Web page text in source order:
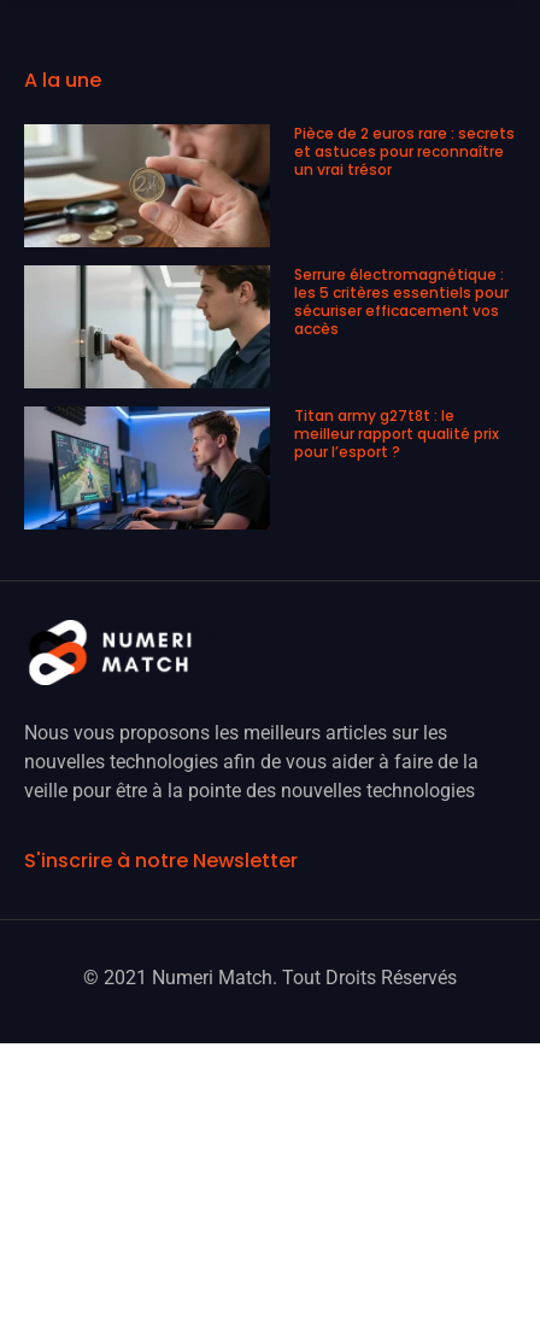
A la une
Pièce de 2 euros rare : secrets
et astuces pour reconnaître
un vrai trésor
Serrure électromagnétique :
les 5 critères essentiels pour
sécuriser efficacement vos
accès
Titan army g27t8t : le
meilleur rapport qualité prix
pour l’esport ?
Nous vous proposons les meilleurs articles sur les
nouvelles technologies afin de vous aider à faire de la
veille pour être à la pointe des nouvelles technologies
S'inscrire à notre Newsletter
© 2021 Numeri Match. Tout Droits Réservés